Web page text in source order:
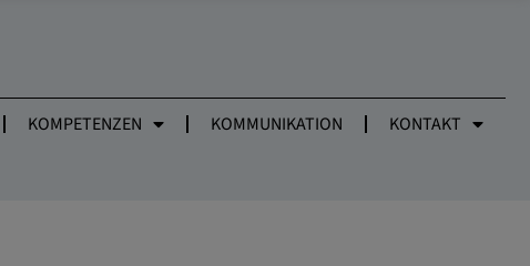
KOMPETENZEN KOMMUNIKATION KONTAKT